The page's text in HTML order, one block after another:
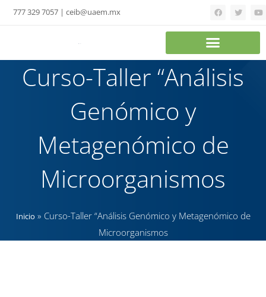
777 329 7057 | ceib@uaem.mx
Curso-Taller “Análisis
Genómico y
Metagenómico de
Microorganismos
Inicio » Curso-Taller “Análisis Genómico y Metagenómico de
Microorganismos